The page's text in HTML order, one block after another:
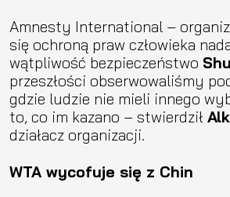
Amnesty International –
się ochroną praw człowieka
wątpliwość bezpieczeństwo
przeszłości obserwowaliśmy
gdzie ludzie nie mieli innego
to, co im kazano – stwierdził
działacz organizacji.
WTA wycofuje się z Chin